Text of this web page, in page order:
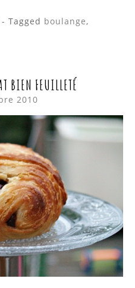
- Tagged boulange,
BIEN FEUILLETÉ
2010